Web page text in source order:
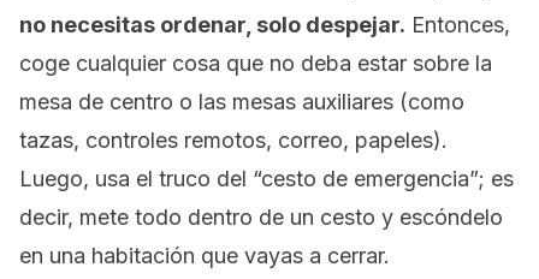
no necesitas ordenar, solo despejar. Entonces,
coge cualquier cosa que no deba estar sobre la
mesa de centro o las mesas auxiliares (como
tazas, controles remotos, correo, papeles).
Luego, usa el truco del “cesto de emergencia”; es
decir, mete todo dentro de un cesto y escóndelo
en una habitación que vayas a cerrar.